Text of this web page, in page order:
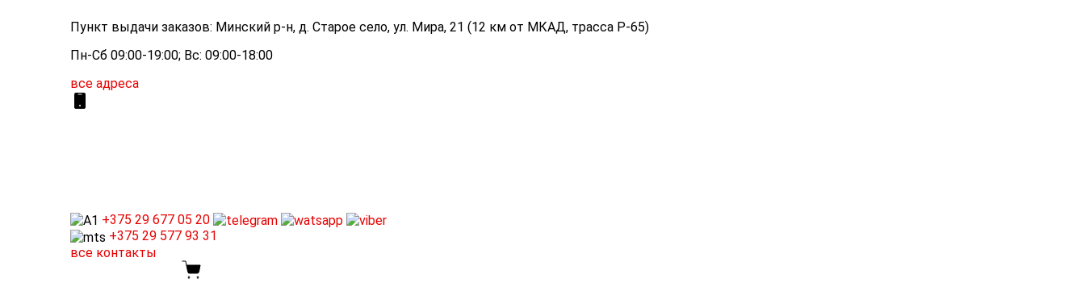
Пункт выдачи заказов: Минский р-н, д. Старое село, ул. Мира, 21 (12 км от МКАД, трасса P-65)
Пн-Сб 09:00-19:00; Вс: 09:00-18:00
все адреса
+375 29 677 05 20
+375 29 577 93 31
все контакты